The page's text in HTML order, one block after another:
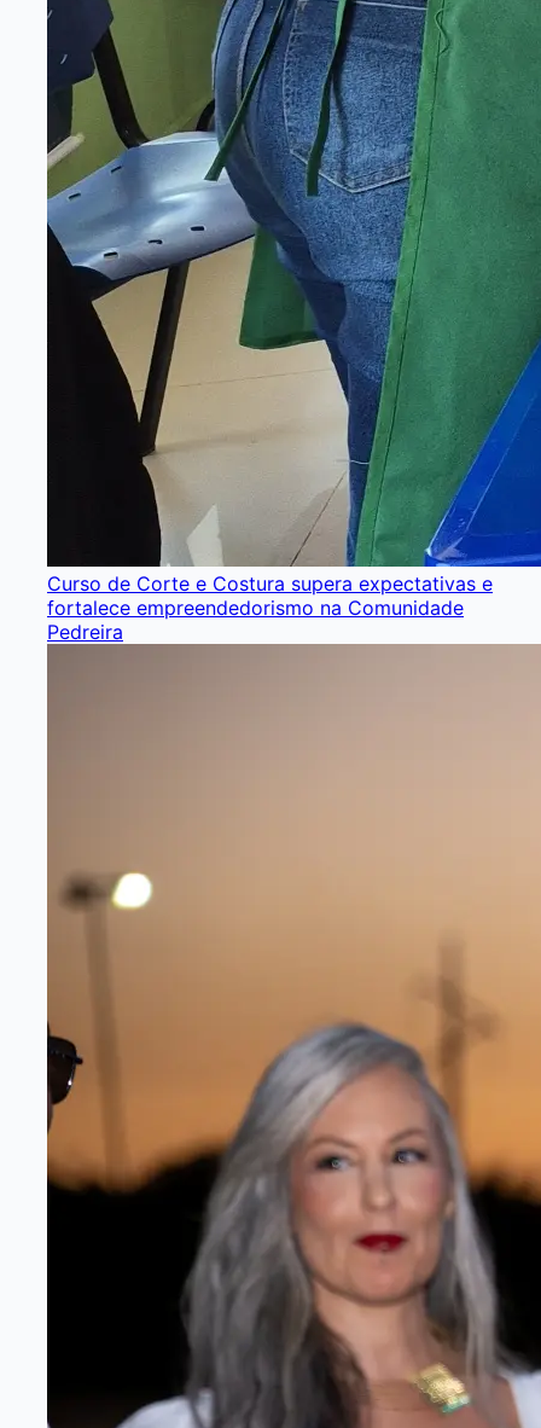
Curso de Corte e Costura supera expectativas e
fortalece empreendedorismo na Comunidade
Pedreira